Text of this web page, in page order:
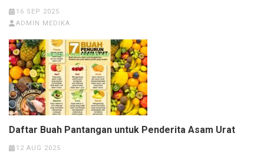
16 SEP 2025
ADMIN MEDIKA
Daftar Buah Pantangan untuk Penderita Asam Urat
12 AUG 2025